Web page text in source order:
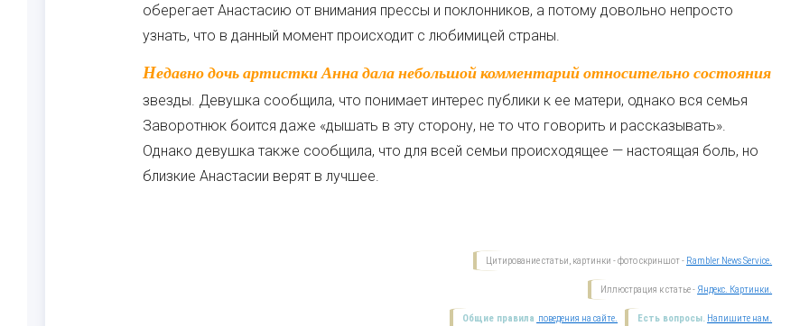
оберегает Анастасию от внимания прессы и поклонников, а потому довольно непросто
узнать, что в данный момент происходит с любимицей страны.
Недавно дочь артистки Анна дала небольшой комментарий относительно состояния
звезды. Девушка сообщила, что понимает интерес публики к ее матери, однако вся семья
Заворотнюк боится даже «дышать в эту сторону, не то что говорить и рассказывать».
Однако девушка также сообщила, что для всей семьи происходящее — настоящая боль, но
близкие Анастасии верят в лучшее.
Цитирование статьи, картинки - фото скриншот - Rambler News Service.
Иллюстрация к статье - Яндекс. Картинки.
Есть вопросы. Напишите нам.
Общие правила поведения на сайте.